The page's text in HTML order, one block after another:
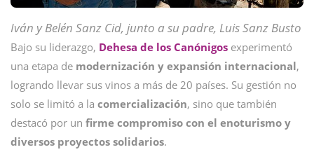
Iván y Belén Sanz Cid, junto a su padre, Luis Sanz Busto
Bajo su liderazgo, Dehesa de los Canónigos experimentó
una etapa de modernización y expansión internacional,
logrando llevar sus vinos a más de 20 países. Su gestión no
solo se limitó a la comercialización, sino que también
destacó por un firme compromiso con el enoturismo y
diversos proyectos solidarios.